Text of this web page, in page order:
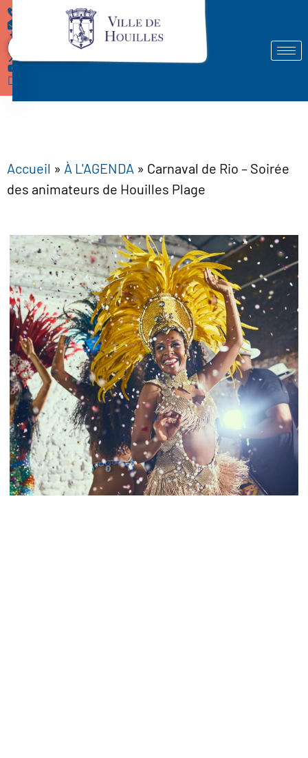
Démarches
Accueil » À L'AGENDA » Carnaval de Rio – Soirée
des animateurs de Houilles Plage